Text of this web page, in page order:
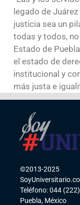
legado de
justicia sea un
todas y todos,
Estado de
el estado de
institucional y
más justa e
©2013-2025
Teléfono: 044
Puebla, México